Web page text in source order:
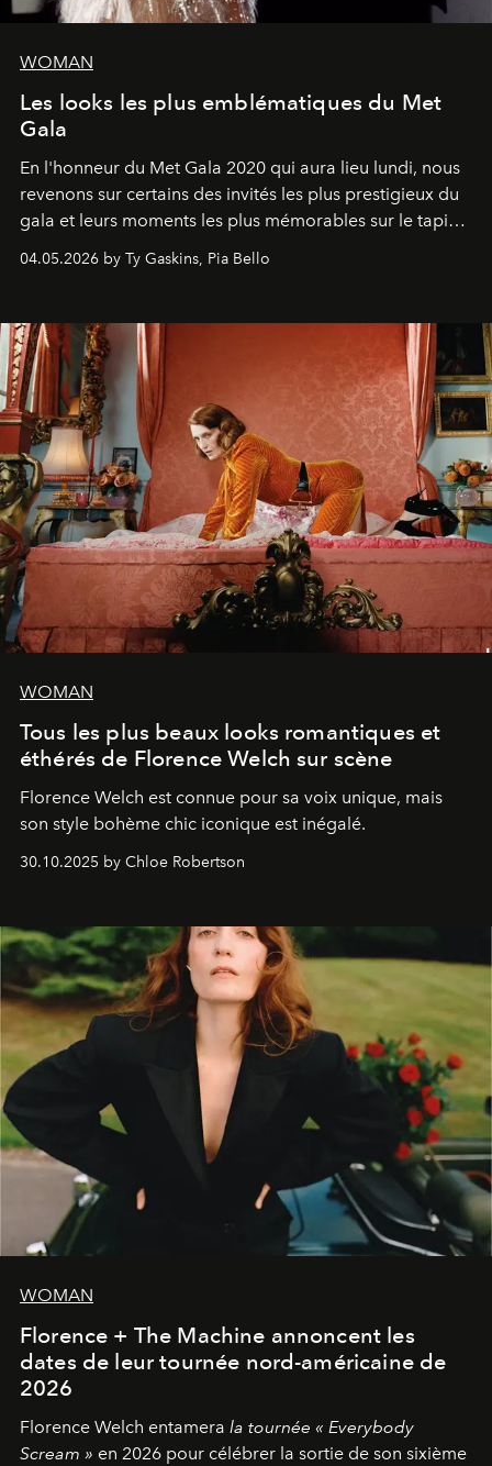
WOMAN
Les looks les plus emblématiques du Met
Gala
En l'honneur du Met Gala 2020 qui aura lieu lundi, nous
revenons sur certains des invités les plus prestigieux du
gala et leurs moments les plus mémorables sur le tapis
04.05.2026 by Ty Gaskins, Pia Bello
WOMAN
Tous les plus beaux looks romantiques et
éthérés de Florence Welch sur scène
Florence Welch est connue pour sa voix unique, mais
son style bohème chic iconique est inégalé.
30.10.2025 by Chloe Robertson
WOMAN
Florence + The Machine annoncent les
dates de leur tournée nord-américaine de
2026
Florence Welch entamera la tournée « Everybody
Scream » en 2026 pour célébrer la sortie de son sixième